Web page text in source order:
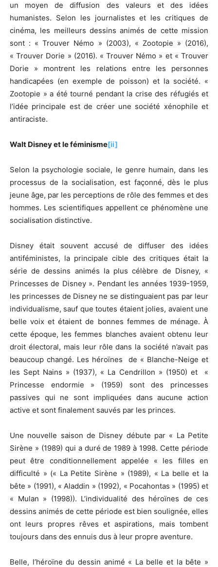
un moyen de diffusion des valeurs et des idées
humanistes. Selon les journalistes et les critiques de
cinéma, les meilleurs dessins animés de cette mission
sont : « Trouver Némo » (2003), « Zootopie » (2016),
« Trouver Dorie » (2016). « Trouver Némo » et « Trouver
Dorie » montrent les relations entre les personnes
handicapées (en exemple de poisson) et la société. «
Zootopie » a été tourné pendant la crise des réfugiés et
l’idée principale est de créer une société xénophile et
antiraciste.
Walt Disneyet le féminisme[ii]
Selon la psychologie sociale, le genre humain, dans les
processus de la socialisation, est façonné, dès le plus
jeune âge, par les perceptions de rôle des femmes et des
hommes. Les scientifiques appellent ce phénomène une
socialisation distinctive.
Disney était souvent accusé de diffuser des idées
antiféministes, la principale cible des critiques était la
série de dessins animés la plus célèbre de Disney, «
Princesses de Disney ». Pendant les années 1939-1959,
les princesses de Disney ne se distinguaient pas par leur
individualisme, sauf que toutes étaient jolies, avaient une
belle voix et étaient de bonnes femmes de ménage. À
cette époque, les femmes blanches avaient obtenu leur
droit électoral, mais leur rôle dans la société n’avait pas
beaucoup changé. Les héroïnes de « Blanche-Neige et
les Sept Nains » (1937), « La Cendrillon » (1950) et «
Princesse endormie » (1959) sont des princesses
passives qui ne sont impliquées dans aucune action
active et sont finalement sauvés par les princes.
Une nouvelle saison de Disney débute par « La Petite
Sirène » (1989) qui a duré de 1989 à 1998. Cette période
peut être conditionnellement appelée « les filles en
difficulté » (« La Petite Sirène » (1989), « La belle et la
bête » (1991), « Aladdin » (1992), « Pocahontas » (1995) et
« Mulan » (1998)). L’individualité des héroïnes de ces
dessins animés de cette période est bien soulignée, elles
ont leurs propres rêves et aspirations, mais tombent
toujours dans des ennuis dus à leur propre aventure.
Belle, l’héroïne du dessin animé « La belle et la bête »